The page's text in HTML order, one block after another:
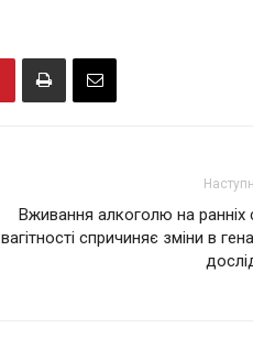
Вживання алкоголю на ранніх
вагітності спричиняє зміни в